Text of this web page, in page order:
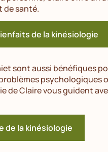
de santé.
de la kinésiologie
sont aussi bénéfiques
psychologiques
de Claire vous guident
de la kinésiologie